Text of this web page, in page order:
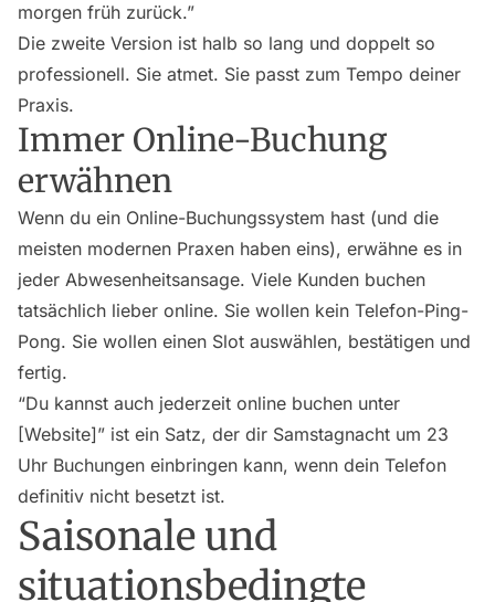
morgen früh zurück.”
Die zweite Version ist halb so lang und doppelt so
professionell. Sie atmet. Sie passt zum Tempo deiner
Praxis.
Immer Online-Buchung
erwähnen
Wenn du ein Online-Buchungssystem hast (und die
meisten modernen Praxen haben eins), erwähne es in
jeder Abwesenheitsansage. Viele Kunden buchen
tatsächlich lieber online. Sie wollen kein Telefon-Ping-
Pong. Sie wollen einen Slot auswählen, bestätigen und
fertig.
“Du kannst auch jederzeit online buchen unter
[Website]” ist ein Satz, der dir Samstagnacht um 23
Uhr Buchungen einbringen kann, wenn dein Telefon
definitiv nicht besetzt ist.
Saisonale und
situationsbedingte